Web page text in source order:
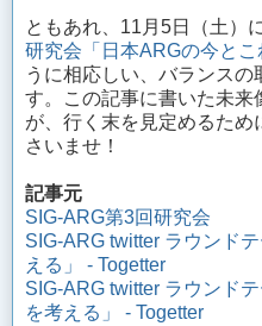
ともあれ、11月5日（土）
研究会「日本ARGの今とこ
うに相応しい、バランスの
す。この記事に書いた未来
が、行く末を見定めるた
さいませ！
記事元
SIG-ARG第3回研究会
SIG-ARG twitter ラウンド
える」 - Togetter
SIG-ARG twitter ラウンド
を考える」 - Togetter